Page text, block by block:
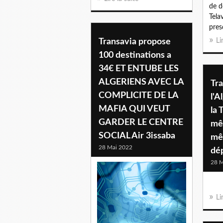
de
Transavia propose
100 destinations a
34€ ET ENTUBE LES
ALGERIENS AVEC LA
COMPLICITE DE LA
MAFIA QUI VEUT
GARDER LE CENTRE
SOCIAL Air 3issaba
28 Mai 2022
la
28